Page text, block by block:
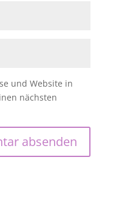
und Website in
nächsten